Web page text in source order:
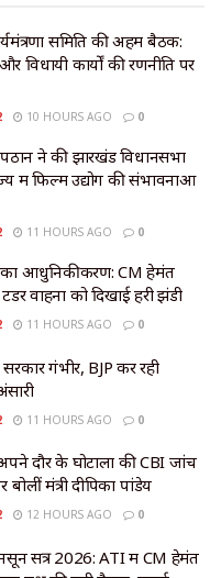
समिति की अहम बैठक:
विधायी कार्यों की रणनीति पर
10 HOURS AGO 0
ने की झारखंड विधानसभा
में फिल्म उद्योग की संभावनाओं
11 HOURS AGO 0
का आधुनिकीकरण: CM हेमंत
वाहनों को दिखाई हरी झंडी
11 HOURS AGO 0
सरकार गंभीर, BJP कर रही
11 HOURS AGO 0
दौर के घोटालों की CBI जांच
मंत्री दीपिका पांडेय
12 HOURS AGO 0
सत्र 2026: ATI में CM हेमंत